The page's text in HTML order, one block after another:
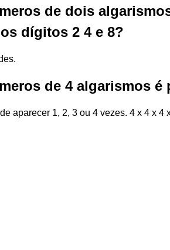
de dois
dígitos 2 4 e 8?
de 4 algarismos é
aparecer 1, 2, 3 ou 4 vezes. 4 x 4 x 4